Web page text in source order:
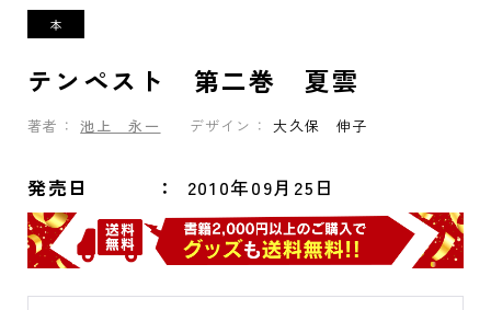
テンペスト 第二巻 夏雲
著者： 池上 永一 デザイン： 大久保 伸子
発売日 2010年09月25日